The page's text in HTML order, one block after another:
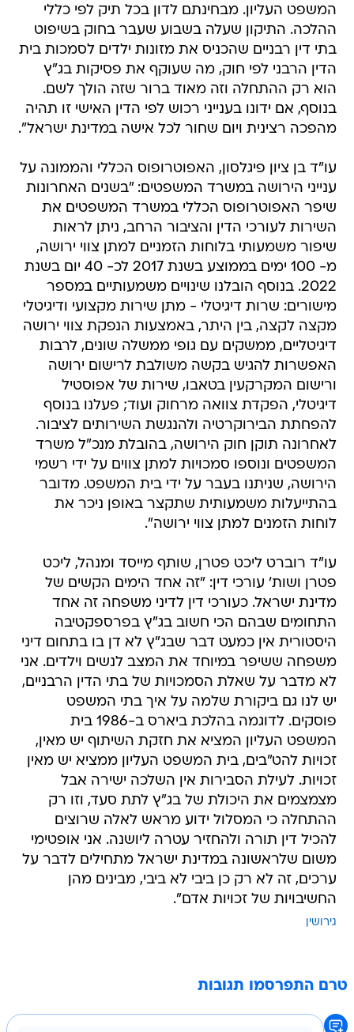
המשפט העליון. מבחינתם לדון בכל תיק לפי כללי
ההלכה. התיקון שעלה בשבוע שעבר בחוק בשיפוט
בתי דין רבניים שהכניס את מזונות ילדים לסמכות בית
הדין הרבני לפי חוק, מה שעוקף את פסיקות בג"ץ
הוא רק ההתחלה וזה מאוד ברור שזה הולך לשם.
בנוסף, אם ידונו בענייני רכוש לפי הדין האישי זו תהיה
מהפכה רצינית ויום שחור לכל אישה במדינת ישראל".
עו"ד בן ציון פיגלסון, האפוטרופוס הכללי והממונה על
ענייני הירושה במשרד המשפטים: "בשנים האחרונות
שיפר האפוטרופוס הכללי במשרד המשפטים את
השירות לעורכי הדין והציבור הרחב, ניתן לראות
שיפור משמעותי בלוחות הזמניים למתן צווי ירושה,
מ- 100 ימים בממוצע בשנת 2017 לכ- 40 יום בשנת
2022. בנוסף הובלנו שינויים משמעותיים במספר
מישורים: שרות דיגיטלי - מתן שירות מקצועי ודיגיטלי
מקצה לקצה, בין היתר, באמצעות הנפקת צווי ירושה
דיגיטליים, ממשקים עם גופי ממשלה שונים, לרבות
האפשרות להגיש בקשה משולבת לרישום ירושה
ורישום המקרקעין בטאבו, שירות של אפוסטיל
דיגיטלי, הפקדת צוואה מרחוק ועוד; פעלנו בנוסף
להפחתת הבירוקרטיה ולהנגשת השירותים לציבור.
לאחרונה תוקן חוק הירושה, בהובלת מנכ"ל משרד
המשפטים ונוספו סמכויות למתן צווים על ידי רשמי
הירושה, שניתנו בעבר על ידי בית המשפט. מדובר
בהתייעלות משמעותית שתקצר באופן ניכר את
לוחות הזמנים למתן צווי ירושה".
עו"ד רוברט ליכט פטרן, שותף מייסד ומנהל, ליכט
פטרן ושות' עורכי דין: "זה אחד הימים הקשים של
מדינת ישראל. כעורכי דין לדיני משפחה זה אחד
התחומים שבהם הכי חשוב בג"ץ בפרספקטיבה
היסטורית אין כמעט דבר שבג"ץ לא דן בו בתחום דיני
משפחה ששיפר במיוחד את המצב לנשים וילדים. אני
לא מדבר על שאלת הסמכויות של בתי הדין הרבניים,
יש לנו גם ביקורת שלמה על איך בתי המשפט
פוסקים. לדוגמה בהלכת ביארס ב-1986 בית
המשפט העליון המציא את חזקת השיתוף יש מאין,
זכויות להט"בים, בית המשפט העליון ממציא יש מאין
זכויות. לעילת הסבירות אין השלכה ישירה אבל
מצמצמים את היכולת של בג"ץ לתת סעד, וזו רק
ההתחלה כי המסלול ידוע מראש לאלה שרוצים
להכיל דין תורה ולהחזיר עטרה ליושנה. אני אופטימי
משום שלראשונה במדינת ישראל מתחילים לדבר על
ערכים, זה לא רק כן ביבי לא ביבי, מבינים מהן
החשיבויות של זכויות אדם".
גירושין
טרם התפרסמו תגובות